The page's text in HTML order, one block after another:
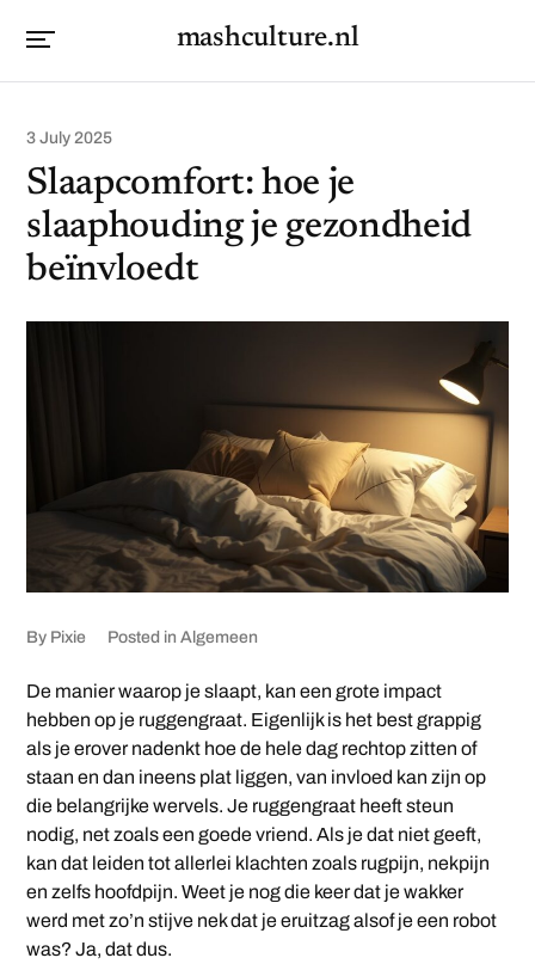
mashculture.nl
3 July 2025
Slaapcomfort: hoe je
slaaphouding je gezondheid
beïnvloedt
By Pixie Posted in Algemeen
De manier waarop je slaapt, kan een grote impact
hebben op je ruggengraat. Eigenlijk is het best grappig
als je erover nadenkt hoe de hele dag rechtop zitten of
staan en dan ineens plat liggen, van invloed kan zijn op
die belangrijke wervels. Je ruggengraat heeft steun
nodig, net zoals een goede vriend. Als je dat niet geeft,
kan dat leiden tot allerlei klachten zoals rugpijn, nekpijn
en zelfs hoofdpijn. Weet je nog die keer dat je wakker
werd met zo’n stijve nek dat je eruitzag alsof je een robot
was? Ja, dat dus.